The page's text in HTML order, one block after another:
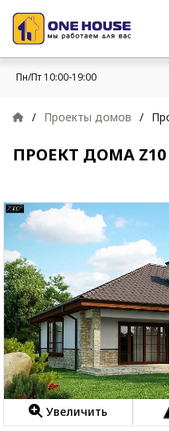
Пн/Пт 10:00-19:00
/ Проекты домов /
ПРОЕКТ ДОМА Z10
Увеличить